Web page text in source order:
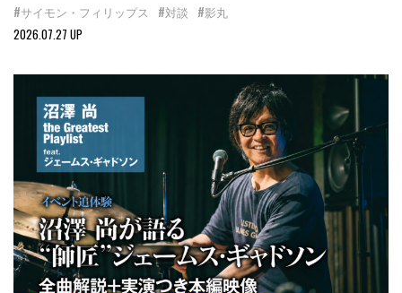
#サイモン・フィリップス #対談 #影丸
2026.07.27 UP